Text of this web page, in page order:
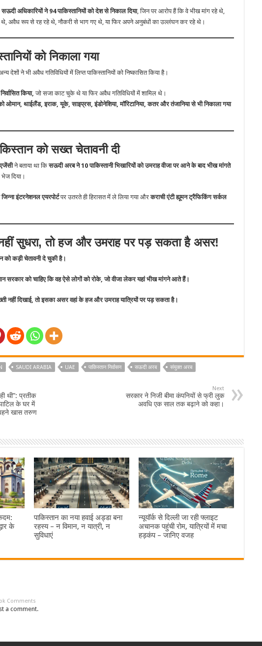
सऊदी अधिकारियों ने 94 पाकिस्तानियों को देश से निकाल दिया, जिन पर आरोप हैं कि वे भीख मांग रहे थे,
थे, अवैध रूप से रह रहे थे, नौकरी से भाग गए थे, या फिर अपने अनुबंधों का उल्लंघन कर रहे थे।
को निकाला गया
देशों ने भी अवैध गतिविधियों में लिप्त पाकिस्तानियों को निष्कासित किया है।
किया,जो सजा काट चुके थे या फिर अवैध गतिविधियों में शामिल थे।
ओमान, थाईलैंड, इराक, यूके, साइप्रस, इंडोनेशिया, मॉरिटानिया, कतर और तंजानिया से भी निकाला गया
को सख्त चेतावनी दी
ने बताया था किसऊदी अरब ने 10 पाकिस्तानी भिखारियों को उमराह वीजा पर आने के बाद भीख मांगते
दिया।
इंटरनेशनल एयरपोर्टपर उतरते ही हिरासत में ले लिया गया औरकराची एंटी ह्यूमन ट्रैफिकिंग सर्कल
सुधरा, तो हज और उमराह पर पड़ सकता है असर!
को कड़ी चेतावनी दे चुकी है।
सरकार को चाहिए कि वह ऐसे लोगों को रोके, जो वीजा लेकर यहां भीख मांगने आते हैं।
नहीं दिखाई, तो इसका असर वहां के हज और उमराह यात्रियों पर पड़ सकता है।
SAUDI ARABIA UAE पाकिस्तान निर्वासन सऊदी अरब संयुक्त अरब
थी”: प्रतीक
के घर में
पहने खास तरुण
Next
सरकार ने निजी बीमा कंपनियों से फ्री लुक
अवधि एक साल तक बढ़ाने को कहा।
के
पाकिस्तान का नया हवाई अड्डा बना
रहस्य – न विमान, न यात्री, न
सुविधाएं
न्यूयॉर्क से दिल्ली जा रही फ्लाइट
अचानक पहुंची रोम, यात्रियों में मचा
हड़कंप – जानिए वजह
Comments
a comment.